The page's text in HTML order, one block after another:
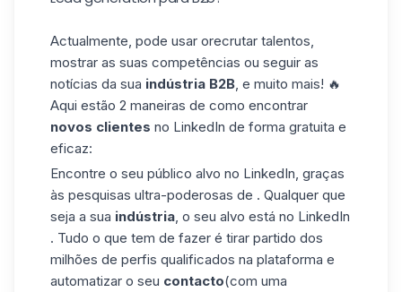
Actualmente, pode usar orecrutar talentos,
mostrar as suas competências ou seguir as
notícias da sua indústria B2B, e muito mais! 🔥
Aqui estão 2 maneiras de como encontrar
novos clientes no LinkedIn de forma gratuita e
eficaz:
Encontre o seu público alvo no LinkedIn, graças
às pesquisas ultra-poderosas de . Qualquer que
seja a sua indústria , o seu alvo está no LinkedIn
. Tudo o que tem de fazer é tirar partido dos
milhões de perfis qualificados na plataforma e
automatizar o seu contacto(com uma